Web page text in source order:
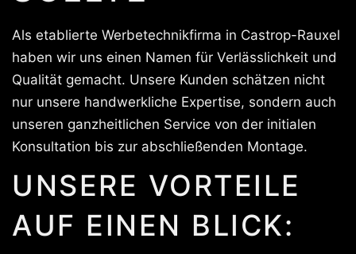
Als etablierte Werbetechnikfirma in Castrop-Rauxel
haben wir uns einen Namen für Verlässlichkeit und
Qualität gemacht. Unsere Kunden schätzen nicht
nur unsere handwerkliche Expertise, sondern auch
unseren ganzheitlichen Service von der initialen
Konsultation bis zur abschließenden Montage.
UNSERE VORTEILE
AUF EINEN BLICK: